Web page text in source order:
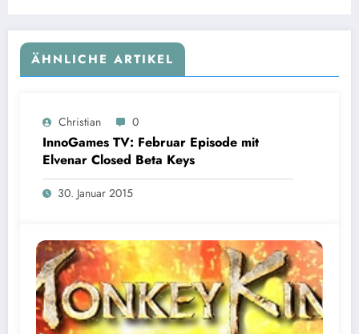
ÄHNLICHE ARTIKEL
Christian 0
InnoGames TV: Februar Episode mit
Elvenar Closed Beta Keys
30. Januar 2015